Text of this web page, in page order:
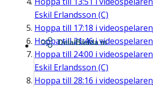
Eskil Erlandsson (C)
Hoppa till 17:18 i videospelaren
Hoppa till21:46i videospelaren
Hoppa till 24:00 i videospelaren
Eskil Erlandsson (C)
Hoppa till 28:16 i videospelaren
Dela/Bädda in